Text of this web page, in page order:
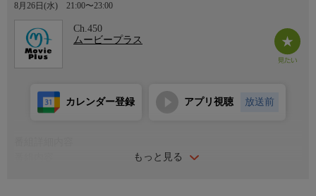
8月26日(水) 21:00〜23:00
Ch.450
ムービープラス
もっと見る
カレンダー登録 アプリ視聴 放送前